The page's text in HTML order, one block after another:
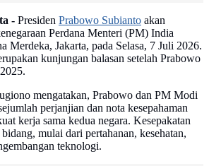
- Presiden Prabowo Subianto akan
Perdana Menteri (PM) India
Merdeka, Jakarta, pada Selasa, 7 Juli 2026.
kunjungan balasan setelah Prabowo
mengatakan, Prabowo dan PM Modi
perjanjian dan nota kesepahaman
kerja sama kedua negara. Kesepakatan
mulai dari pertahanan, kesehatan,
teknologi.